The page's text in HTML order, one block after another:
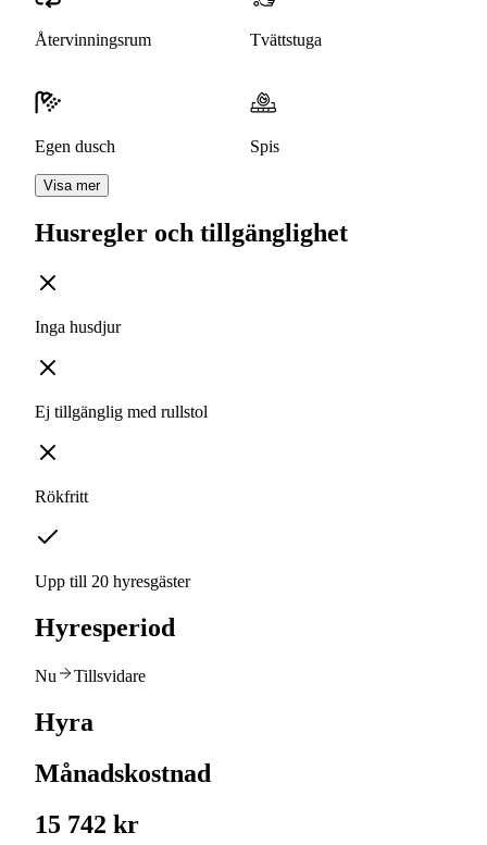
Återvinningsrum Tvättstuga
Egen dusch Spis
Visa mer
Husregler och tillgänglighet
Inga husdjur
Ej tillgänglig med rullstol
Rökfritt
Upp till 20 hyresgäster
Hyresperiod
Nu Tillsvidare
Hyra
Månadskostnad
15 742 kr